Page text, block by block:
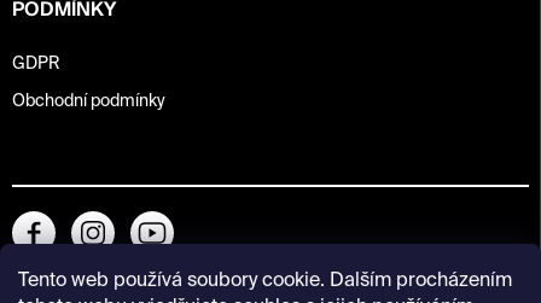
Tento web používá soubory cookie. Dalším procházením
PODMÍNKY
GDPR
Obchodní podmínky